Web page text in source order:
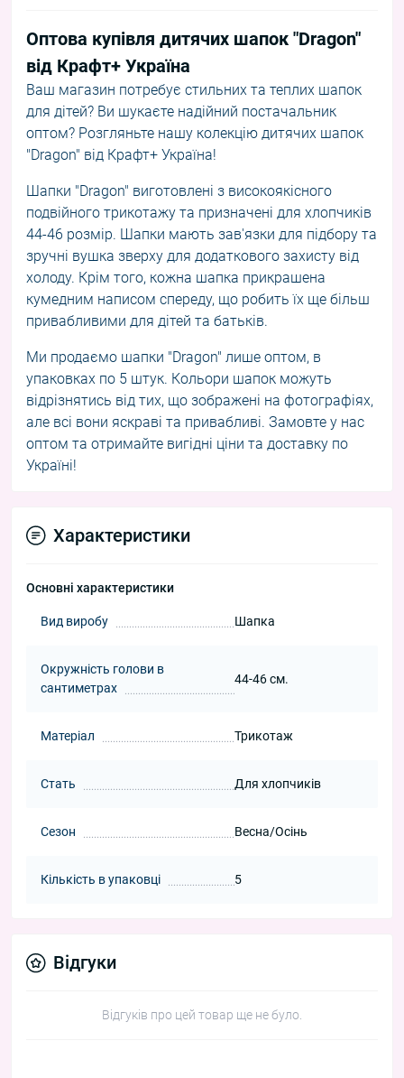
Оптова купівля дитячих шапок "Dragon"
від Крафт+ Україна
Ваш магазин потребує стильних та теплих шапок
для дітей? Ви шукаєте надійний постачальник
оптом? Розгляньте нашу колекцію дитячих шапок
"Dragon" від Крафт+ Україна!
Шапки "Dragon" виготовлені з високоякісного
подвійного трикотажу та призначені для хлопчиків
44-46 розмір. Шапки мають зав'язки для підбору та
зручні вушка зверху для додаткового захисту від
холоду. Крім того, кожна шапка прикрашена
кумедним написом спереду, що робить їх ще більш
привабливими для дітей та батьків.
Ми продаємо шапки "Dragon" лише оптом, в
упаковках по 5 штук. Кольори шапок можуть
відрізнятись від тих, що зображені на фотографіях,
але всі вони яскраві та привабливі. Замовте у нас
оптом та отримайте вигідні ціни та доставку по
Україні!
Характеристики
Основні характеристики
Вид виробу Шапка
Окружність голови в
сантиметрах
44-46 см.
Матеріал Трикотаж
Стать Для хлопчиків
Сезон Весна/Осінь
Кількість в упаковці 5
Відгуки
Відгуків про цей товар ще не було.